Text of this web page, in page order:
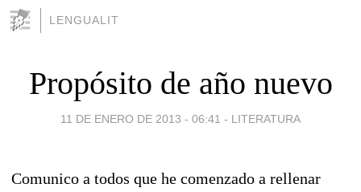
LENGUALIT
Propósito de año nuevo
11 DE ENERO DE 2013 - 06:41 - LITERATURA
Comunico a todos que he comenzado a rellenar